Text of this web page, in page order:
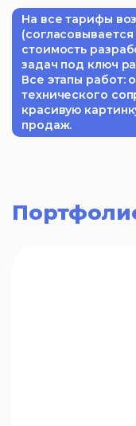
На все тарифы
стоимость
задач под ключ
Все этапы работ:
технического
красивую
продаж.